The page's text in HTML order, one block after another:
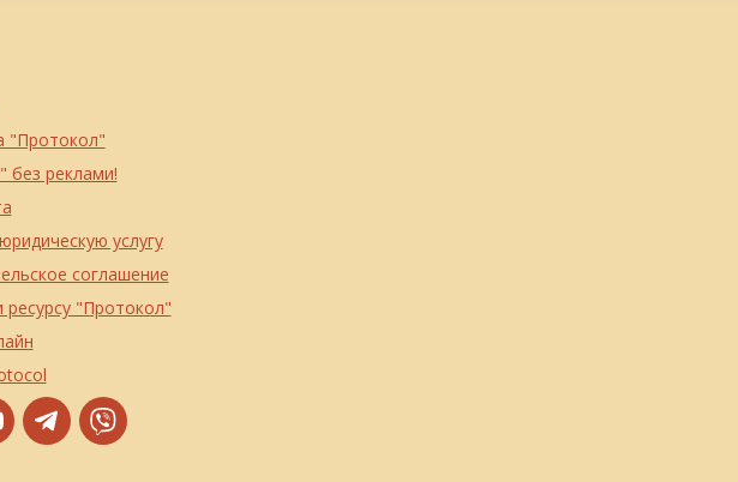
"Протокол"
без реклами!
услугу
соглашение
"Протокол"